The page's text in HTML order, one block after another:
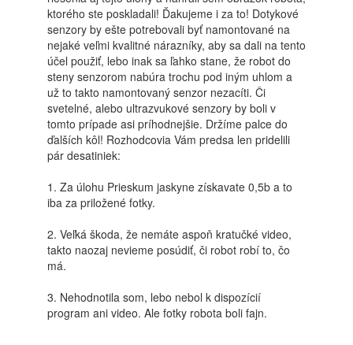
ktorého ste poskladali! Ďakujeme i za to! Dotykové
senzory by ešte potrebovali byť namontované na
nejaké veľmi kvalitné nárazníky, aby sa dali na tento
účel použiť, lebo inak sa ľahko stane, že robot do
steny senzorom nabúra trochu pod iným uhlom a
už to takto namontovaný senzor nezacíti. Či
svetelné, alebo ultrazvukové senzory by boli v
tomto prípade asi príhodnejšie. Držíme palce do
ďalších kôl! Rozhodcovia Vám predsa len pridelili
pár desatiniek:
1. Za úlohu Prieskum jaskyne získavate 0,5b a to
iba za priložené fotky.
2. Veľká škoda, že nemáte aspoň kratučké video,
takto naozaj nevieme posúdiť, či robot robí to, čo
má.
3. Nehodnotila som, lebo nebol k dispozícií
program ani video. Ale fotky robota boli fajn.